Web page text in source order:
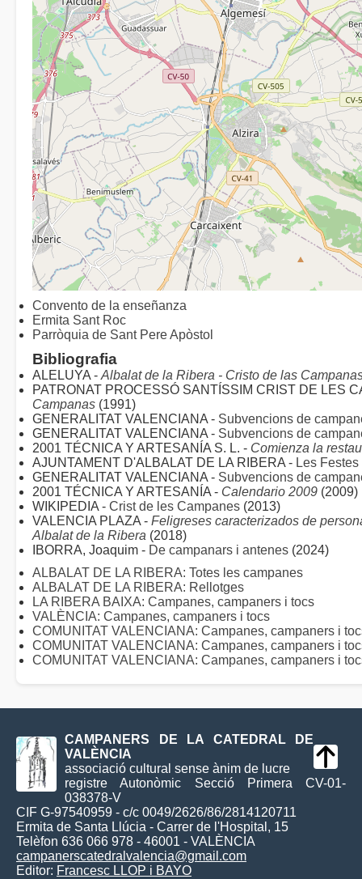
Convento de la enseñanza
Ermita Sant Roc
Parròquia de Sant Pere Apòstol
Bibliografia
ALELUYA - Albalat de la Ribera - Cristo de las
PATRONAT PROCESSÓ SANTÍSSIM CRIST DE LES
Campanas (1991)
GENERALITAT VALENCIANA - Subvencions de
GENERALITAT VALENCIANA - Subvencions de
2001 TÉCNICA Y ARTESANÍA S. L. - Comienza la
AJUNTAMENT D'ALBALAT DE LA RIBERA - Les
GENERALITAT VALENCIANA - Subvencions de
2001 TÉCNICA Y ARTESANÍA - Calendario 2009 (2009)
WIKIPEDIA - Crist de les Campanes (2013)
VALENCIA PLAZA - Feligreses caracterizados de
Albalat de la Ribera (2018)
IBORRA, Joaquim - De campanars i antenes (2024)
ALBALAT DE LA RIBERA: Totes les campanes
ALBALAT DE LA RIBERA: Rellotges
LA RIBERA BAIXA: Campanes, campaners i tocs
VALÈNCIA: Campanes, campaners i tocs
COMUNITAT VALENCIANA: Campanes, campaners i
COMUNITAT VALENCIANA: Campanes, campaners i
COMUNITAT VALENCIANA: Campanes, campaners i
CAMPANERS DE LA CATEDRAL DE
VALÈNCIA
associació cultural sense ànim de lucre
registre Autonòmic Secció Primera CV-01-
038378-V
CIF G-97540959 - c/c 0049/2626/86/2814120711
Ermita de Santa Llúcia - Carrer de l'Hospital, 15
Telèfon 636 066 978 - 46001 - VALÈNCIA
campanerscatedralvalencia@gmail.com
Editor: Francesc LLOP i BAYO